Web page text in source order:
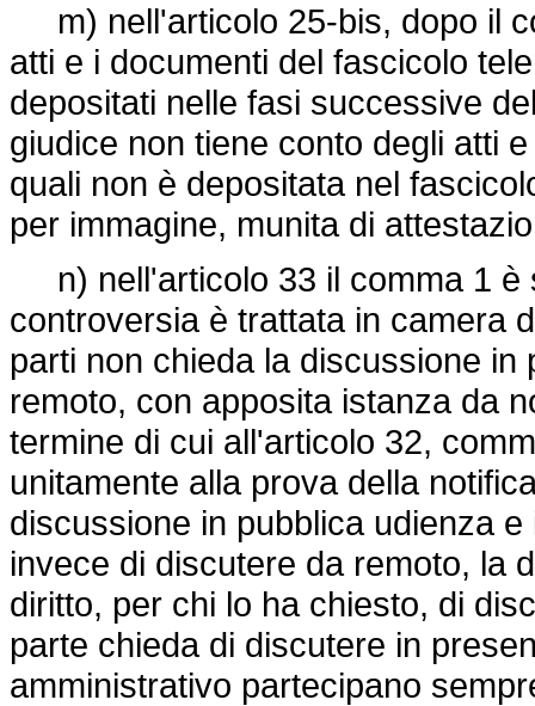
m) nell'articolo 25-bis, dopo il
atti e i documenti del fascicolo
depositati nelle fasi successive
giudice non tiene conto degli atti
quali non è depositata nel
per immagine, munita di
n) nell'articolo 33 il comma 1 è
controversia è trattata in camera
parti non chieda la discussione
remoto, con apposita istanza da
termine di cui all'articolo 32,
unitamente alla prova della
discussione in pubblica udienza
invece di discutere da remoto, la
diritto, per chi lo ha chiesto, di
parte chieda di discutere in
amministrativo partecipano